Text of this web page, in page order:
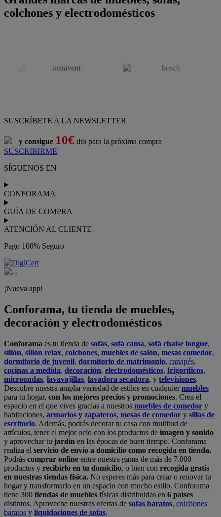
colchones y electrodomésticos
SUSCRÍBETE A LA NEWSLETTER
y consigue 10€ dto para la próxima compra
SUSCRIBIRME
SÍGUENOS EN
CONFORAMA
GUÍA DE COMPRA
ATENCIÓN AL CLIENTE
Pago 100% Seguro
¡Nueva app!
Conforama, tu tienda de muebles,
decoración y electrodomésticos
Conforama es tu tienda de sofás, sofá cama, sofá chaise longue,
sillón, sillón relax, colchones, muebles de salón, mesas comedor,
dormitorio de juvenil, dormitorio de matrimonio, canapés,
cocinas a medida, decoración, electrodomésticos, frigoríficos,
microondas, lavavajillas, lavadora secadora, y televisiones.
Descubre nuestra amplia variedad de estilos en cualquiermuebles
para tu hogar, con los mejores precios y promociones. Crea el
espacio en el que vives gracias a nuestros muebles de comedor y
habitaciones, armarios y zapateros, mesas de comedor y sillas de
escritorio. Además, podrás decorar tu casa con multitud de
artículos, tener el mejor ocio con los productos de imagen y sonido
y aprovechar tu jardín en las épocas de buen tiempo. Conforama
realiza el servicio de envío a domicilio como recogida en tienda.
Podrás comprar online entre nuestra gama de más de 7.000
productos y recibirlo en tu domicilio, o bien con recogida gratis
en nuestras tiendas física. No esperes más para crear o renovar tu
hogar y transformarlo en un espacio con mucho estilo. Conforama
tiene 300 tiendas de muebles físicas distribuidas en 6 países
distintos. Aproveche nuestras ofertas de sofas baratos, colchones
baratos y liquidaciones de sofas.